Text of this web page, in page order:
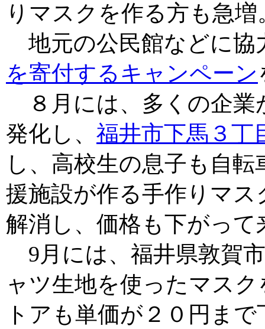
りマスクを作る方も急増
地元の公民館などに協
を寄付するキャンペーン
８月には、多くの企業
発化し、 福井市下馬３丁
し、高校生の息子も自
援施設が作る手作りマ
解消し、価格も下がって
9月には、福井県敦賀
ャツ生地を使ったマス
トアも単価が２０円ま